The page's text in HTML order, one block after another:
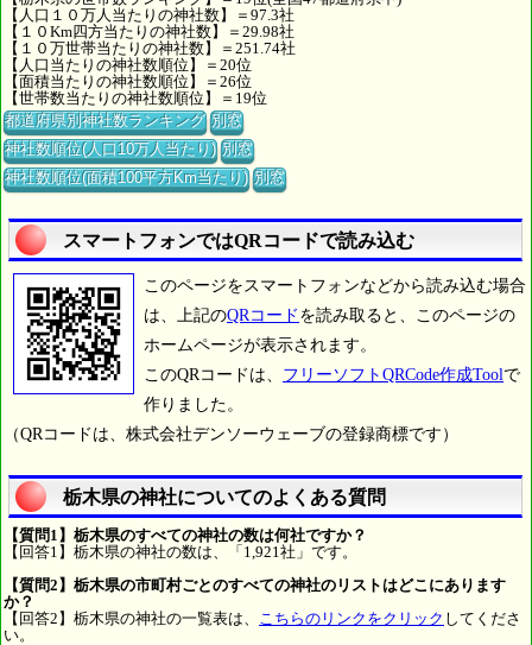
【人口１０万人当たりの神社数】＝97.3社
【１０Km四方当たりの神社数】＝29.98社
【１０万世帯当たりの神社数】＝251.74社
【人口当たりの神社数順位】＝20位
【面積当たりの神社数順位】＝26位
【世帯数当たりの神社数順位】＝19位
都道府県別神社数ランキング 別窓
神社数順位(人口10万人当たり) 別窓
神社数順位(面積100平方Km当たり) 別窓
スマートフォンではQRコードで読み込む
このページをスマートフォンなどから読み込む場合
は、上記のQRコード を読み取ると、このページの
ホームページが表示されます。
このQRコードは、 フリーソフトQRCode作成Tool で
作りました。
（QRコードは、株式会社デンソーウェーブの登録商標です）
栃木県の神社についてのよくある質問
【質問1】栃木県のすべての神社の数は何社ですか？
【回答1】栃木県の神社の数は、「1,921社」です。
【質問2】栃木県の市町村ごとのすべての神社のリストはどこにあります
か？
【回答2】栃木県の神社の一覧表は、
こちらのリンクをクリック してくださ
い。